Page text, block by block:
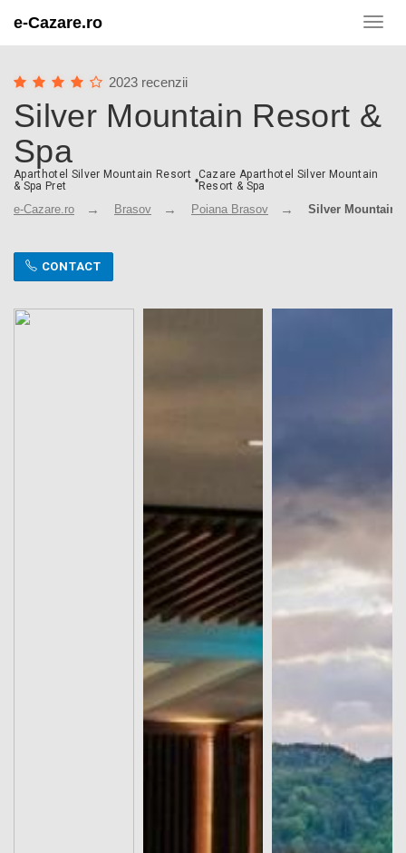
e-Cazare.ro
2023 recenzii
Silver Mountain Resort &
Spa
Aparthotel Silver Mountain Resort
& Spa Pret
•Cazare Aparthotel Silver Mountain
Resort & Spa
e-Cazare.ro Brasov Poiana Brasov Silver Mountain
CONTACT